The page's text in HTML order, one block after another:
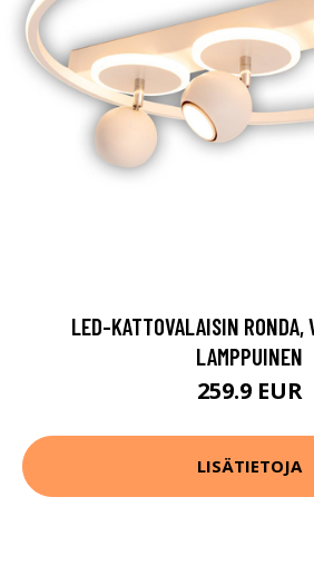
LED-KATTOVALAISIN RONDA,
LAMPPUINEN
259.9 EUR
LISÄTIETOJA